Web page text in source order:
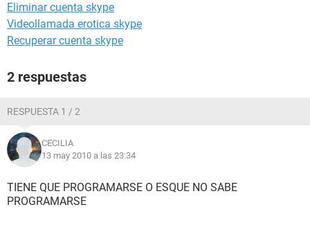
Eliminar cuenta skype
Videollamada erotica skype
Recuperar cuenta skype
2 respuestas
RESPUESTA 1 / 2
CECILIA
13 may 2010 a las 23:34
TIENE QUE PROGRAMARSE O ESQUE NO SABE
PROGRAMARSE